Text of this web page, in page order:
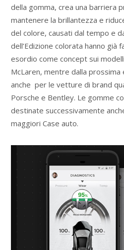
della gomma, crea una barriera
mantenere la brillantezza e
del colore, causati dal tempo e
dell’Edizione colorata hanno già
esordio come concept sui
McLaren, mentre dalla
anche per le vetture di brand
Porsche e Bentley. Le gomme
destinate successivamente
maggiori Case auto.